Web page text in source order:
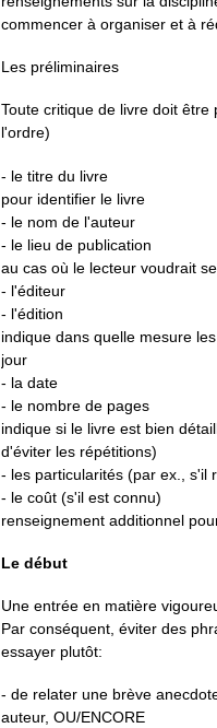
commencer à organiser et à
Les préliminaires
Toute critique de livre doit
l'ordre)
- le titre du livre
pour identifier le livre
- le nom de l'auteur
- le lieu de publication
au cas où le lecteur voudrait
- l'éditeur
- l'édition
indique dans quelle mesure
jour
- la date
- le nombre de pages
indique si le livre est bien
d'éviter les répétitions)
- les particularités (par ex., s'il
- le coût (s'il est connu)
renseignement additionnel
Le début
Une entrée en matière
Par conséquent, éviter des
essayer plutôt:
- de relater une brève
auteur, OU/ENCORE